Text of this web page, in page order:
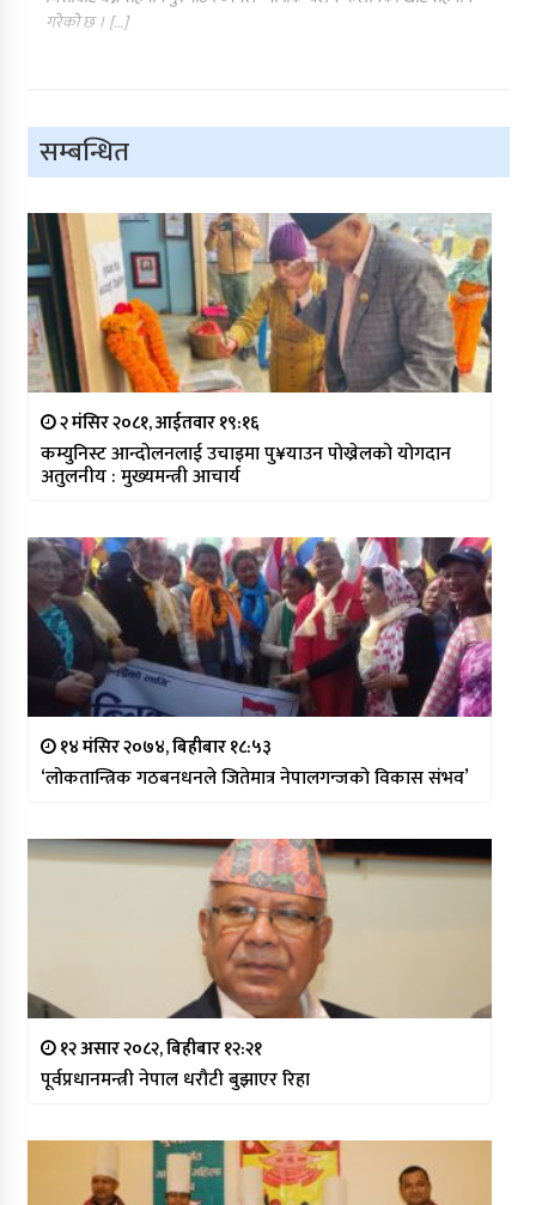
गरेको छ । […]
सम्बन्धित
२ मंसिर २०८१, आईतवार १९:१६
कम्युनिस्ट आन्दोलनलाई उचाइमा पु¥याउन पोख्रेलको योगदान
अतुलनीय : मुख्यमन्त्री आचार्य
१४ मंसिर २०७४, बिहीबार १८:५३
‘लोकतान्त्रिक गठबनधनले जितेमात्र नेपालगन्जको विकास संभव’
१२ असार २०८२, बिहीबार १२:२१
पूर्वप्रधानमन्त्री नेपाल धरौटी बुझाएर रिहा